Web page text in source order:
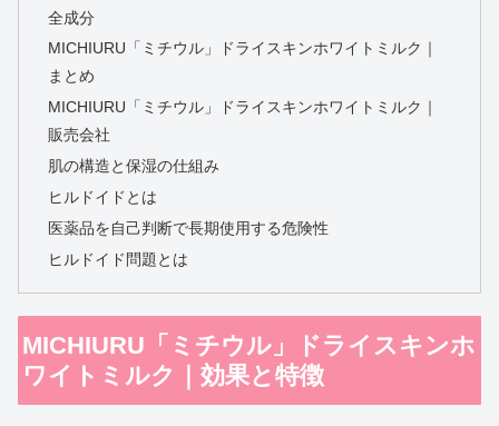
全成分
MICHIURU「ミチウル」ドライスキンホワイトミルク｜
まとめ
MICHIURU「ミチウル」ドライスキンホワイトミルク｜
販売会社
肌の構造と保湿の仕組み
ヒルドイドとは
医薬品を自己判断で長期使用する危険性
ヒルドイド問題とは
MICHIURU「ミチウル」ドライスキンホ
ワイトミルク｜効果と特徴